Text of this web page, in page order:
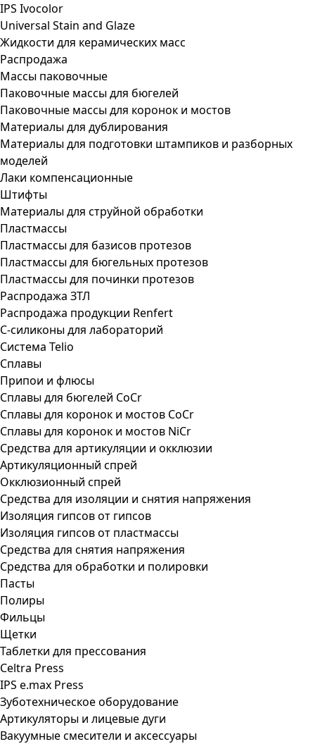
IPS Ivocolor
Universal Stain and Glaze
Жидкости для керамических масс
Распродажа
Массы паковочные
Паковочные массы для бюгелей
Паковочные массы для коронок и мостов
Материалы для дублирования
Материалы для подготовки штампиков и разборных
моделей
Лаки компенсационные
Штифты
Материалы для струйной обработки
Пластмассы
Пластмассы для базисов протезов
Пластмассы для бюгельных протезов
Пластмассы для починки протезов
Распродажа ЗТЛ
Распродажа продукции Renfert
С-силиконы для лабораторий
Система Telio
Сплавы
Припои и флюсы
Сплавы для бюгелей CoCr
Сплавы для коронок и мостов CoCr
Сплавы для коронок и мостов NiCr
Средства для артикуляции и окклюзии
Артикуляционный спрей
Окклюзионный спрей
Средства для изоляции и снятия напряжения
Изоляция гипсов от гипсов
Изоляция гипсов от пластмассы
Средства для снятия напряжения
Средства для обработки и полировки
Пасты
Полиры
Фильцы
Щетки
Таблетки для прессования
Celtra Press
IPS e.max Press
Зуботехническое оборудование
Артикуляторы и лицевые дуги
Вакуумные смесители и аксессуары